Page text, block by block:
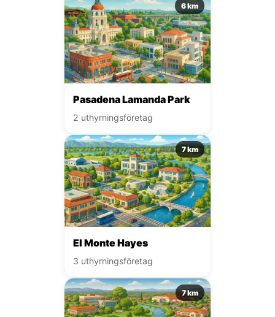
6 km
Pasadena Lamanda Park
2 uthyrningsföretag
7 km
El Monte Hayes
3 uthyrningsföretag
7 km